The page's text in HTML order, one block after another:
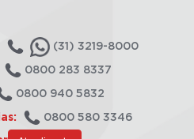
(31) 3219-8000
0800 283 8337
0800 940 5832
0800 580 3346